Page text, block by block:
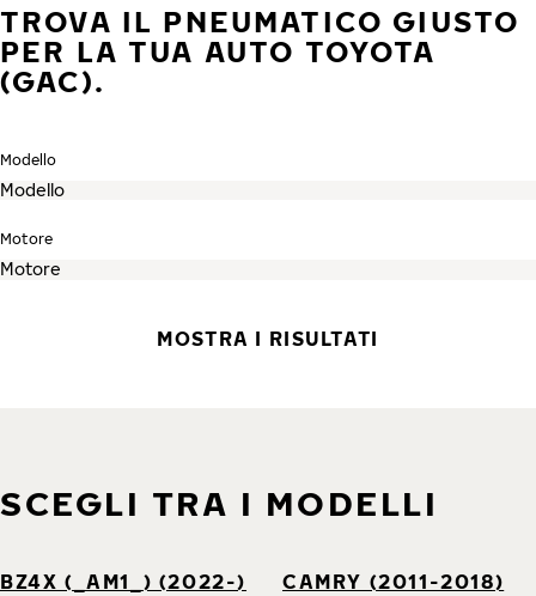
TROVA IL PNEUMATICO GIUSTO
PER LA TUA AUTO TOYOTA
(GAC).
Modello
Motore
MOSTRA I RISULTATI
SCEGLI TRA I MODELLI
BZ4X (_AM1_) (2022-) CAMRY (2011-2018)